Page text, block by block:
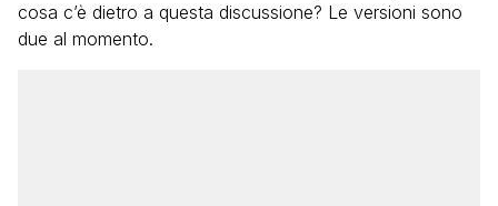
cosa c’è dietro a questa discussione? Le versioni sono
due al momento.